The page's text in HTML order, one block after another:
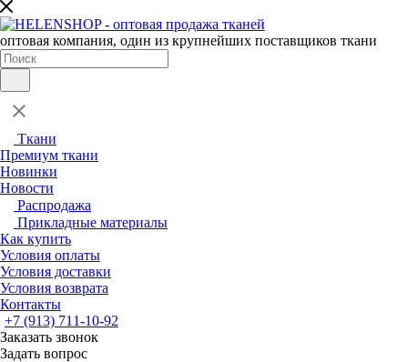
оптовая компания, один из крупнейших поставщиков ткани
Ткани
Премиум ткани
Новинки
Новости
Распродажа
Прикладные материалы
Как купить
Условия оплаты
Условия доставки
Условия возврата
Контакты
+7 (913) 711-10-92
Заказать звонок
Задать вопрос